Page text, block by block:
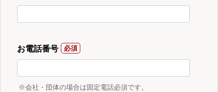
お電話番号
※会社・団体の場合は固定電話必須です。